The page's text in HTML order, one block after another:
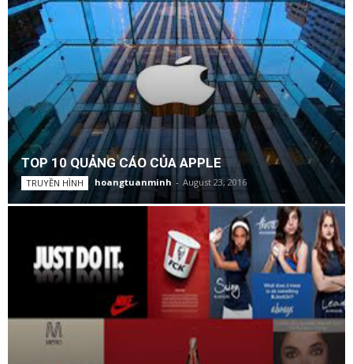
TOP 10 QUẢNG CÁO CỦA APPLE
TRUYỀN HÌNH hoangtuanminh - August 23, 2016